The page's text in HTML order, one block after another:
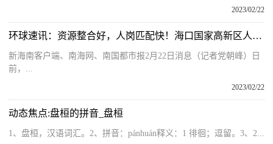
2023/02/22
环球速讯：资源整合好，人岗匹配快！海口国家高新区人才就业服务站建立动态响应机制
新海南客户端、南海网、南国都市报2月22日消息（记者党朝峰）日
前，...
2023/02/22
动态焦点:盘桓的拼音_盘桓
1、盘桓，汉语词汇。2、拼音：pánhuán释义：1 徘徊；逗留。3、2...